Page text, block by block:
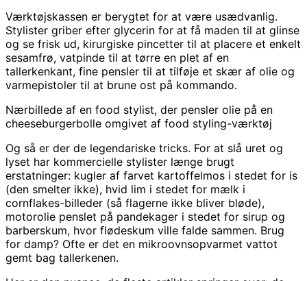
Værktøjskassen er berygtet for at være usædvanlig.
Stylister griber efter glycerin for at få maden til at glinse
og se frisk ud, kirurgiske pincetter til at placere et enkelt
sesamfrø, vatpinde til at tørre en plet af en
tallerkenkant, fine pensler til at tilføje et skær af olie og
varmepistoler til at brune ost på kommando.
Nærbillede af en food stylist, der pensler olie på en
cheeseburgerbolle omgivet af food styling-værktøj
Og så er der de legendariske tricks. For at slå uret og
lyset har kommercielle stylister længe brugt
erstatninger: kugler af farvet kartoffelmos i stedet for is
(den smelter ikke), hvid lim i stedet for mælk i
cornflakes-billeder (så flagerne ikke bliver bløde),
motorolie penslet på pandekager i stedet for sirup og
barberskum, hvor flødeskum ville falde sammen. Brug
for damp? Ofte er det en mikroovnsopvarmet vattot
gemt bag tallerkenen.